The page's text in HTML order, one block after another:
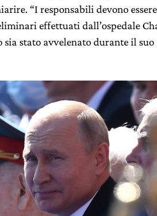
“I responsabili devono
effettuati dall’ospedale
sia stato avvelenato durante il